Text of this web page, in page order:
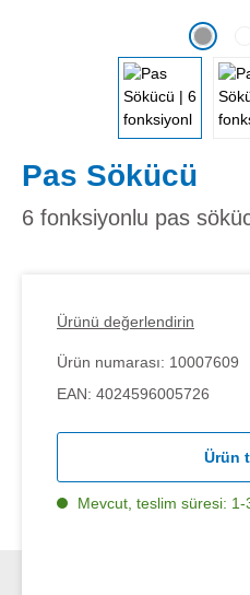
Pas Sökücü
6 fonksiyonlu pas
Ürünü değerlendirin
Ürün numarası: 10007609
EAN: 4024596005726
Ürün
Mevcut, teslim süresi: 1-